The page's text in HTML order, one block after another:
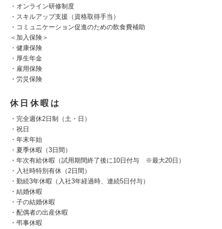
・オンライン研修制度
・スキルアップ支援（資格取得手当）
・コミュニケーション促進のための飲食費補助
＜加入保険＞
・健康保険
・厚生年金
・雇用保険
・労災保険
休日休暇は
・完全週休2日制（土・日）
・祝日
・年末年始
・夏季休暇（3日間）
・年次有給休暇（試用期間終了後に10日付与 ※最大20日）
・入社時特別有休（2日間）
・勤続3年休暇（入社3年経過時、連続5日付与）
・結婚休暇
・子の結婚休暇
・配偶者の出産休暇
・弔事休暇